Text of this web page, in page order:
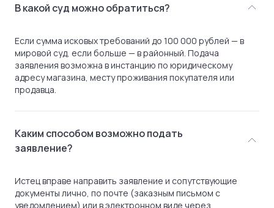
В какой суд можно обратиться?
Если сумма исковых требований до 100 000 рублей — в
мировой суд, если больше — в районный. Подача
заявления возможна в инстанцию по юридическому
адресу магазина, месту проживания покупателя или
продавца.
Каким способом возможно подать
заявление?
Истец вправе направить заявление и сопутствующие
документы лично, по почте (заказным письмом с
уведомлением) или в электронном виде через